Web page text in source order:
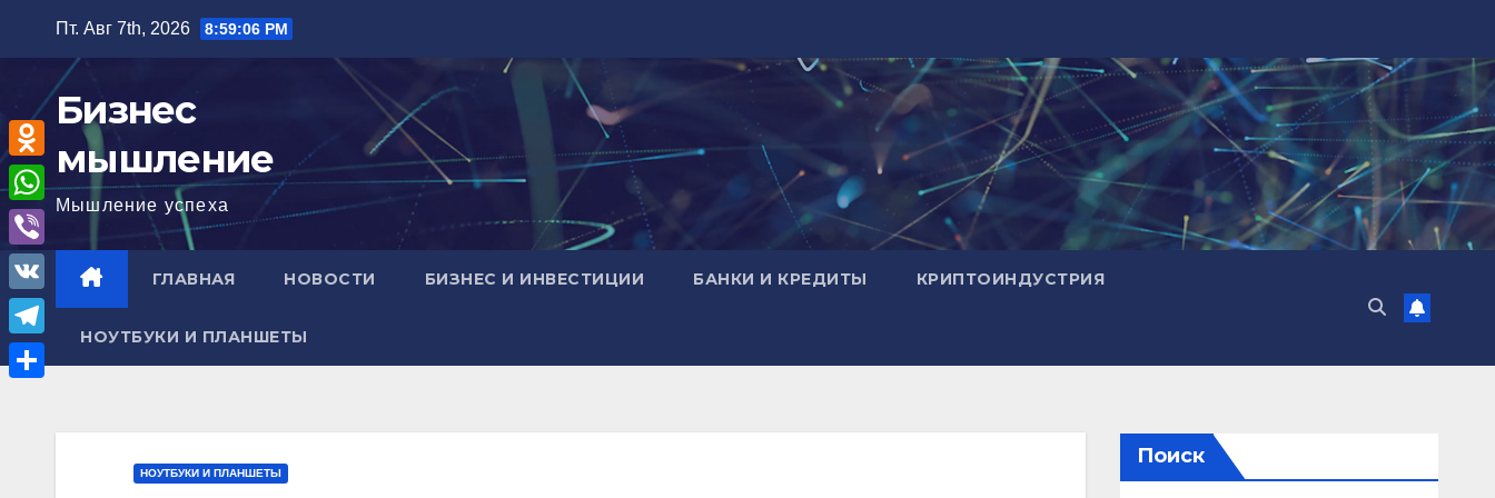
содержимому
Пт. Авг 7th, 2026 8:59:07 PM
Бизнес
мышление
Мышление успеха
ГЛАВНАЯ НОВОСТИ БИЗНЕС И ИНВЕСТИЦИИ БАНКИ И КРЕДИТЫ КРИПТОИНДУСТРИЯ
НОУТБУКИ И ПЛАНШЕТЫ
НОУТБУКИ И ПЛАНШЕТЫ
Поиск
O
d
n
o
k
l
W
h
a
s
V
i
b
e
V
K
T